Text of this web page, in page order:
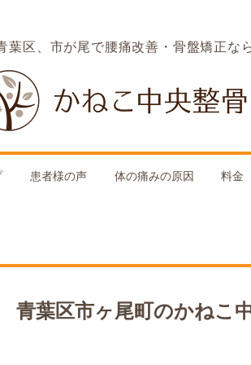
葉区、市が尾で腰痛改善・骨盤矯正な
患者様の声 体の痛みの原因 料金
青葉区市ヶ尾町のかねこ